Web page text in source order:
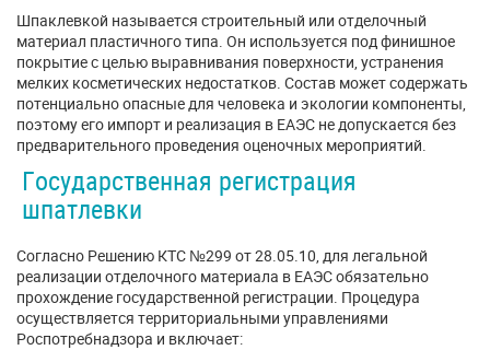
Шпаклевкой называется строительный или отделочный
материал пластичного типа. Он используется под финишное
покрытие с целью выравнивания поверхности, устранения
мелких косметических недостатков. Состав может содержать
потенциально опасные для человека и экологии компоненты,
поэтому его импорт и реализация в ЕАЭС не допускается без
предварительного проведения оценочных мероприятий.
Государственная регистрация
шпатлевки
Согласно Решению КТС №299 от 28.05.10, для легальной
реализации отделочного материала в ЕАЭС обязательно
прохождение государственной регистрации. Процедура
осуществляется территориальными управлениями
Роспотребнадзора и включает: